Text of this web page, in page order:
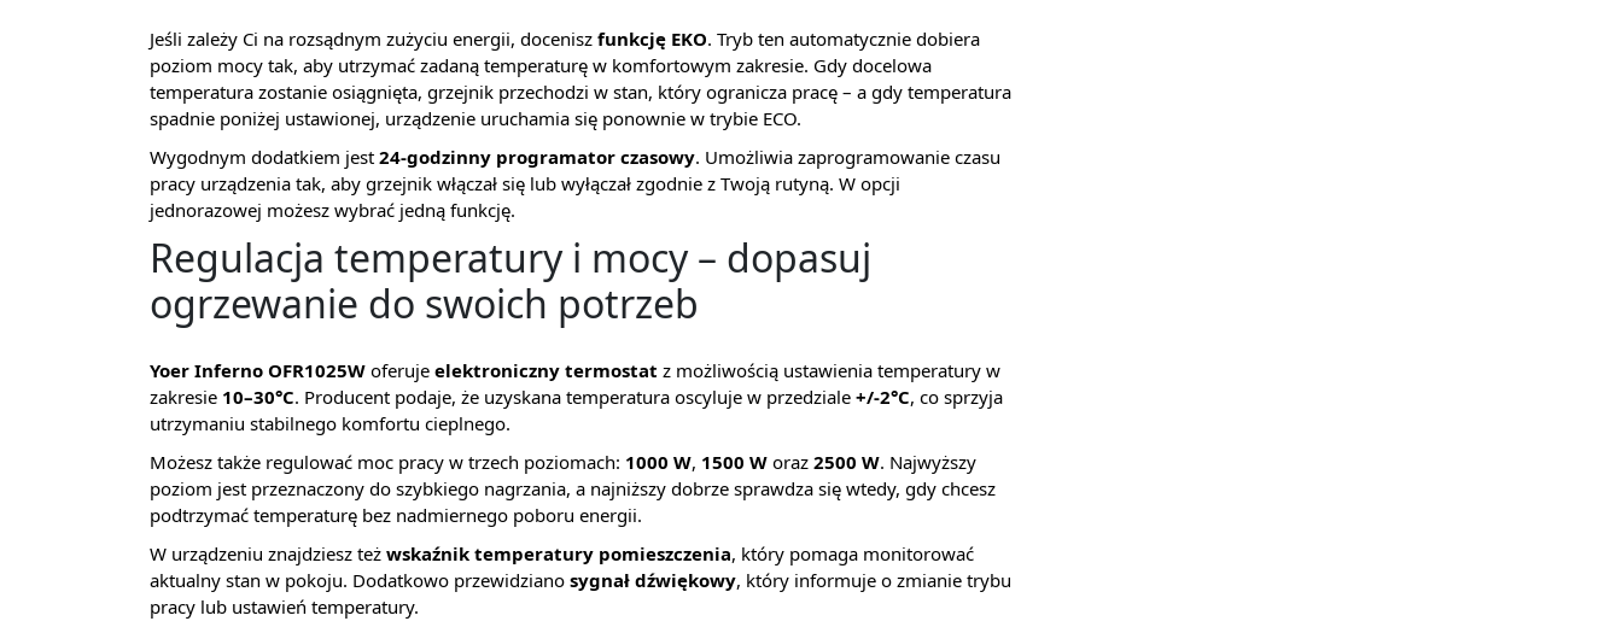
Jeśli zależy Ci na rozsądnym zużyciu energii, docenisz funkcję EKO. Tryb ten automatycznie dobiera
poziom mocy tak, aby utrzymać zadaną temperaturę w komfortowym zakresie. Gdy docelowa
temperatura zostanie osiągnięta, grzejnik przechodzi w stan, który ogranicza pracę – a gdy temperatura
spadnie poniżej ustawionej, urządzenie uruchamia się ponownie w trybie ECO.
Wygodnym dodatkiem jest 24-godzinny programator czasowy. Umożliwia zaprogramowanie czasu
pracy urządzenia tak, aby grzejnik włączał się lub wyłączał zgodnie z Twoją rutyną. W opcji
jednorazowej możesz wybrać jedną funkcję.
Regulacja temperatury i mocy – dopasuj
ogrzewanie do swoich potrzeb
Yoer Inferno OFR1025W oferuje elektroniczny termostat z możliwością ustawienia temperatury w
zakresie 10–30°C. Producent podaje, że uzyskana temperatura oscyluje w przedziale +/-2°C, co sprzyja
utrzymaniu stabilnego komfortu cieplnego.
Możesz także regulować moc pracy w trzech poziomach: 1000 W, 1500 W oraz 2500 W. Najwyższy
poziom jest przeznaczony do szybkiego nagrzania, a najniższy dobrze sprawdza się wtedy, gdy chcesz
podtrzymać temperaturę bez nadmiernego poboru energii.
W urządzeniu znajdziesz też wskaźnik temperatury pomieszczenia, który pomaga monitorować
aktualny stan w pokoju. Dodatkowo przewidziano sygnał dźwiękowy, który informuje o zmianie trybu
pracy lub ustawień temperatury.